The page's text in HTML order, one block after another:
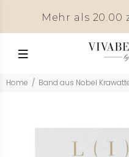
Mehr als 20.00
Home Band aus Nobel